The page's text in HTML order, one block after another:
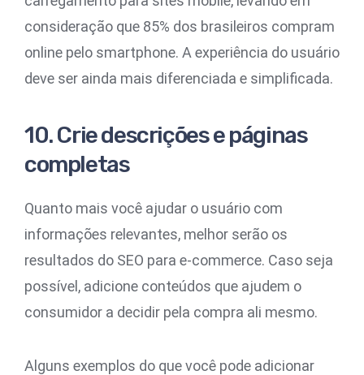
consideração que 85% dos brasileiros compram
online pelo smartphone. A experiência do usuário
deve ser ainda mais diferenciada e simplificada.
10. Crie descrições e páginas
completas
Quanto mais você ajudar o usuário com
informações relevantes, melhor serão os
resultados do SEO para e-commerce. Caso seja
possível, adicione conteúdos que ajudem o
consumidor a decidir pela compra ali mesmo.
Alguns exemplos do que você pode adicionar